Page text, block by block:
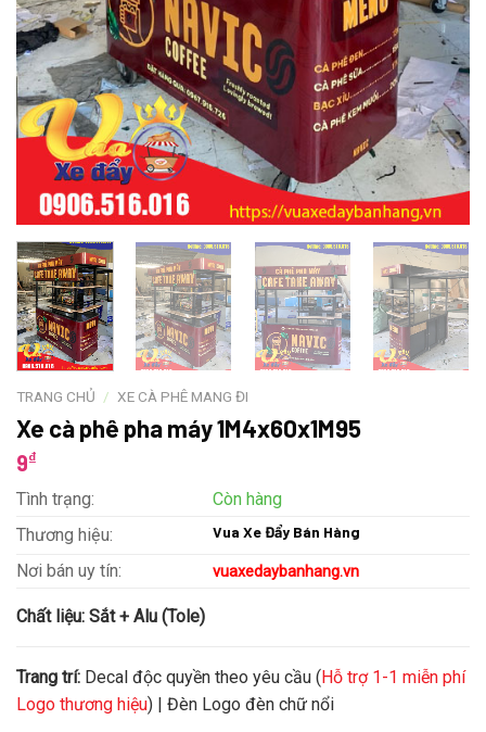
TRANG CHỦ / XE CÀ PHÊ MANG ĐI
Xe cà phê pha máy 1M4x60x1M95
9₫
Tình trạng:
Còn hàng
Thương hiệu:
Vua Xe Đẩy Bán Hàng
Nơi bán uy tín: vuaxedaybanhang.vn
Chất liệu: Sắt + Alu (Tole)
Trang trí: Decal độc quyền theo yêu cầu (Hỗ trợ 1-1 miễn phí
Logo thương hiệu) | Đèn Logo đèn chữ nổi